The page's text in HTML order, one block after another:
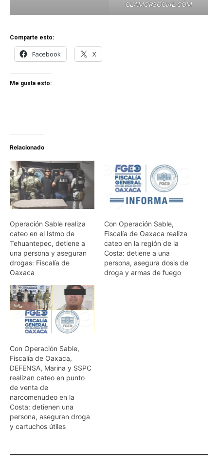
CLAMORSOCIAL.COM
Comparte esto:
Facebook X
Me gusta esto:
Relacionado
Operación Sable realiza
cateo en el Istmo de
Tehuantepec, detiene a
una persona y aseguran
drogas: Fiscalía de
Oaxaca
Con Operación Sable,
Fiscalía de Oaxaca realiza
cateo en la región de la
Costa: detiene a una
persona, asegura dosis de
droga y armas de fuego
Con Operación Sable,
Fiscalía de Oaxaca,
DEFENSA, Marina y SSPC
realizan cateo en punto
de venta de
narcomenudeo en la
Costa: detienen una
persona, aseguran droga
y cartuchos útiles